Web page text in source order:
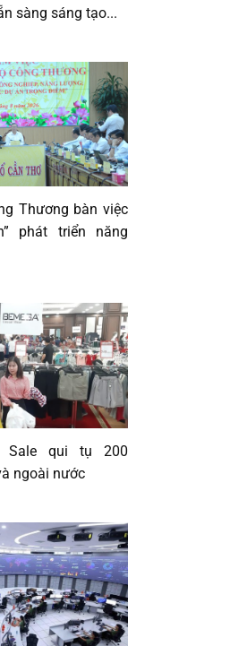
sàng sáng tạo...
Thương bàn việc
phát triển năng
Sale qui tụ 200
ngoài nước